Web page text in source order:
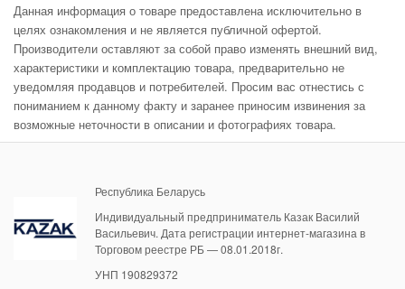
Данная информация о товаре предоставлена исключительно в
целях ознакомления и не является публичной офертой.
Производители оставляют за собой право изменять внешний вид,
характеристики и комплектацию товара, предварительно не
уведомляя продавцов и потребителей. Просим вас отнестись с
пониманием к данному факту и заранее приносим извинения за
возможные неточности в описании и фотографиях товара.
Республика Беларусь
Индивидуальный предприниматель Казак Василий
Васильевич. Дата регистрации интернет-магазина в
Торговом реестре РБ — 08.01.2018г.
УНП 190829372